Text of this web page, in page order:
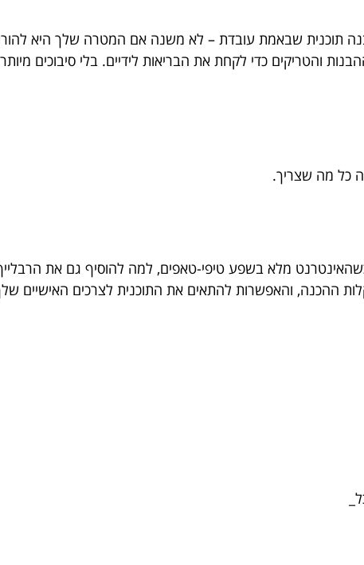
תוכנית שבאמת עובדת – לא משנה אם המטרה שלך היא
והטריקים כדי לקחת את הבריאות לידיים. בלי סיבוכים
כל מה שצריך.
מלא בשפע טיפי-טאפים, למה להוסיף גם את
ההכנה, והאפשרות להתאים את התוכנית לצרכים האישיים